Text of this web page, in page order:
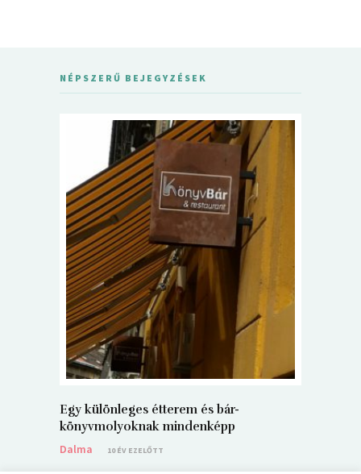
NÉPSZERŰ BEJEGYZÉSEK
Egy különleges étterem és bár-
könyvmolyoknak mindenképp
Dalma
10 ÉV EZELŐTT